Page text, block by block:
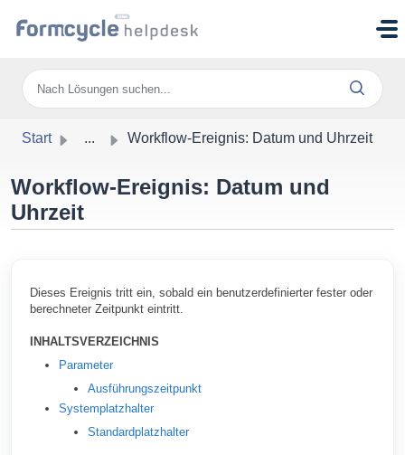
Start ... Workflow-Ereignis: Datum und Uhrzeit
Workflow-Ereignis: Datum und
Uhrzeit
Dieses Ereignis tritt ein, sobald ein benutzerdefinierter fester oder
berechneter Zeitpunkt eintritt.
INHALTSVERZEICHNIS
Parameter
Ausführungszeitpunkt
Systemplatzhalter
Standardplatzhalter